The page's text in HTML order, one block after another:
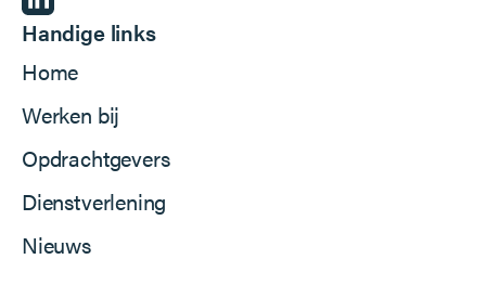
Handige links
Home
Werken bij
Opdrachtgevers
Dienstverlening
Nieuws